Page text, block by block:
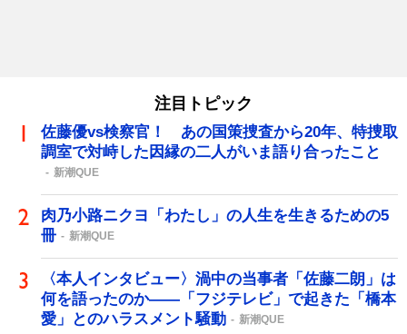
注目トピック
佐藤優vs検察官！ あの国策捜査から20年、特捜取
調室で対峙した因縁の二人がいま語り合ったこと
新潮QUE
肉乃小路ニクヨ「わたし」の人生を生きるための5
冊
新潮QUE
〈本人インタビュー〉渦中の当事者「佐藤二朗」は
何を語ったのか――「フジテレビ」で起きた「橋本
愛」とのハラスメント騒動
新潮QUE